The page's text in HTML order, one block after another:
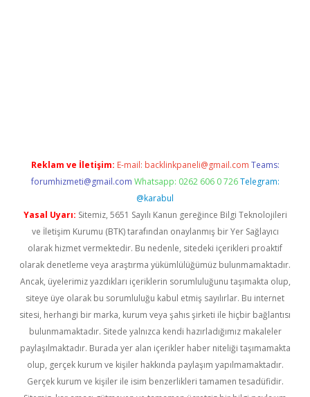
Reklam ve İletişim: E-mail: backlinkpaneli@gmail.com Teams:
forumhizmeti@gmail.com Whatsapp: 0262 606 0 726 Telegram:
@karabul
Yasal Uyarı: Sitemiz, 5651 Sayılı Kanun gereğince Bilgi Teknolojileri
ve İletişim Kurumu (BTK) tarafından onaylanmış bir Yer Sağlayıcı
olarak hizmet vermektedir. Bu nedenle, sitedeki içerikleri proaktif
olarak denetleme veya araştırma yükümlülüğümüz bulunmamaktadır.
Ancak, üyelerimiz yazdıkları içeriklerin sorumluluğunu taşımakta olup,
siteye üye olarak bu sorumluluğu kabul etmiş sayılırlar. Bu internet
sitesi, herhangi bir marka, kurum veya şahıs şirketi ile hiçbir bağlantısı
bulunmamaktadır. Sitede yalnızca kendi hazırladığımız makaleler
paylaşılmaktadır. Burada yer alan içerikler haber niteliği taşımamakta
olup, gerçek kurum ve kişiler hakkında paylaşım yapılmamaktadır.
Gerçek kurum ve kişiler ile isim benzerlikleri tamamen tesadüfidir.